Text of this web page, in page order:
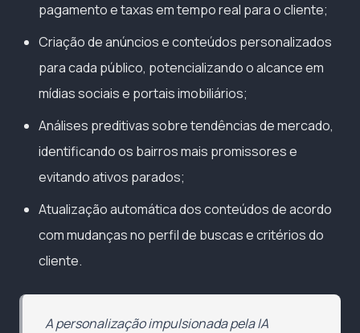
pagamento e taxas em tempo real para o cliente;
Criação de anúncios e conteúdos personalizados
para cada público, potencializando o alcance em
mídias sociais e portais imobiliários;
Análises preditivas sobre tendências de mercado,
identificando os bairros mais promissores e
evitando ativos parados;
Atualização automática dos conteúdos de acordo
com mudanças no perfil de buscas e critérios do
cliente.
A personalização impulsionada pela IA